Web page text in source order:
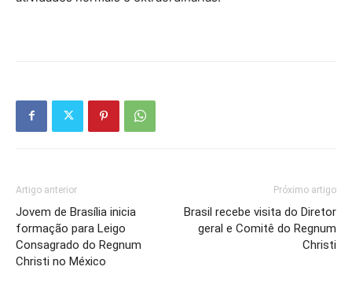
Artigo anterior
Jovem de Brasília inicia
formação para Leigo
Consagrado do Regnum
Christi no México
Próximo artigo
Brasil recebe visita do Diretor
geral e Comitê do Regnum
Christi